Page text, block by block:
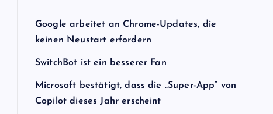
Google arbeitet an Chrome-Updates, die
keinen Neustart erfordern
SwitchBot ist ein besserer Fan
Microsoft bestätigt, dass die „Super-App“ von
Copilot dieses Jahr erscheint